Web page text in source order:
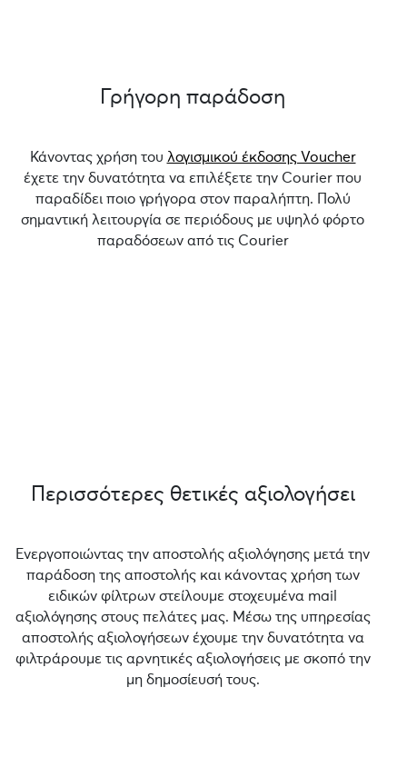
Γρήγορη παράδοση
Κάνοντας χρήση του λογισμικού έκδοσης Voucher
έχετε την δυνατότητα να επιλέξετε την Courier που
παραδίδει ποιο γρήγορα στον παραλήπτη. Πολύ
σημαντική λειτουργία σε περιόδους με υψηλό φόρτο
παραδόσεων από τις Courier
Περισσότερες θετικές αξιολογήσει
Ενεργοποιώντας την αποστολής αξιολόγησης μετά την
παράδοση της αποστολής και κάνοντας χρήση των
ειδικών φίλτρων στείλουμε στοχευμένα mail
αξιολόγησης στους πελάτες μας. Μέσω της υπηρεσίας
αποστολής αξιολογήσεων έχουμε την δυνατότητα να
φιλτράρουμε τις αρνητικές αξιολογήσεις με σκοπό την
μη δημοσίευσή τους.